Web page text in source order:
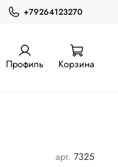
+79264123270
Профиль Корзина
арт. 7325